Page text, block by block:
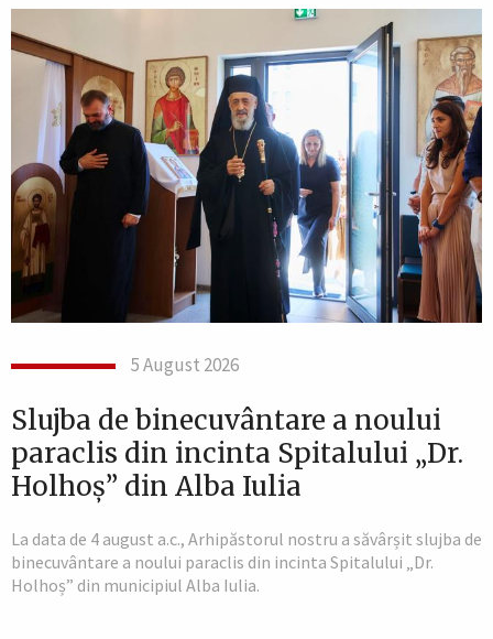
5 August 2026
Slujba de binecuvântare a noului
paraclis din incinta Spitalului „Dr.
Holhoș” din Alba Iulia
La data de 4 august a.c., Arhipăstorul nostru a săvârșit slujba de
binecuvântare a noului paraclis din incinta Spitalului „Dr.
Holhoș” din municipiul Alba Iulia.